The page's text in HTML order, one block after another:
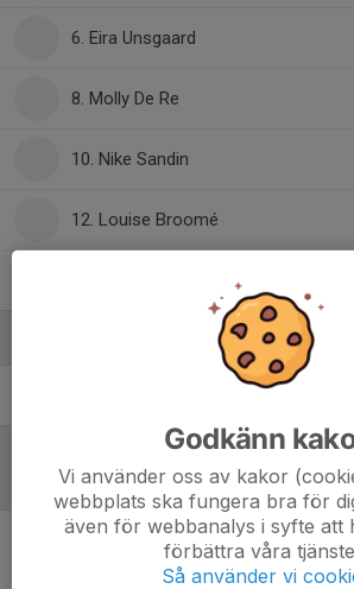
6. Eira Unsgaard
8. Molly De Re
10. Nike Sandin
12. Louise Broomé
Resurscoach
Referat
Inget referat skrivet
Godkänn
Vi använder oss av kakor
webbplats ska fungera bra för
även för webbanalys i syfte att
förbättra våra
Så använder vi